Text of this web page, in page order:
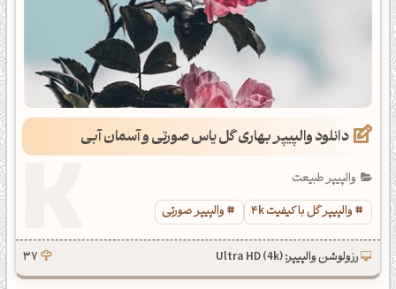
دانلود والپیپر بهاری گل یاس صورتی و آسمان آبی
والپیپر طبیعت
والپیپر گل با کیفیت 4k
والپیپر صورتی
رزولوشن والپیپر: Ultra HD (4k) 37